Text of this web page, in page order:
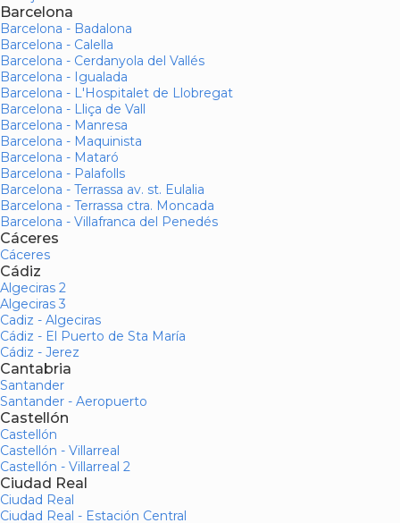
Barcelona
Barcelona - Badalona
Barcelona - Calella
Barcelona - Cerdanyola del Vallés
Barcelona - Igualada
Barcelona - L'Hospitalet de Llobregat
Barcelona - Lliça de Vall
Barcelona - Manresa
Barcelona - Maquinista
Barcelona - Mataró
Barcelona - Palafolls
Barcelona - Terrassa av. st. Eulalia
Barcelona - Terrassa ctra. Moncada
Barcelona - Villafranca del Penedés
Cáceres
Cáceres
Cádiz
Algeciras 2
Algeciras 3
Cadiz - Algeciras
Cádiz - El Puerto de Sta María
Cádiz - Jerez
Cantabria
Santander
Santander - Aeropuerto
Castellón
Castellón
Castellón - Villarreal
Castellón - Villarreal 2
Ciudad Real
Ciudad Real
Ciudad Real - Estación Central